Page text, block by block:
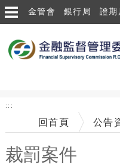
跳到主要內容區塊
金管會 銀行局 證期
:::
回首頁 公告
裁罰案件